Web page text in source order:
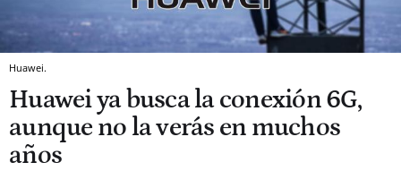
Huawei.
Huawei ya busca la conexión 6G,
aunque no la verás en muchos
años